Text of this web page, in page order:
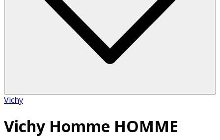
Vichy
Vichy Homme HOMME